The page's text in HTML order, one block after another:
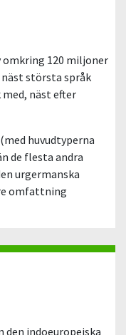
120 miljoner
största språk
näst efter
huvudtyperna
de flesta andra
urgermanska
omfattning
indoeuropeiska